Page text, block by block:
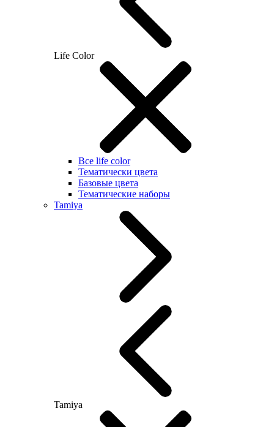
Life Color
Все life color
Тематически цвета
Базовые цвета
Тематические наборы
Tamiya
Tamiya